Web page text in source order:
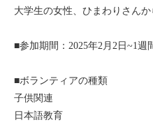
中国/海南島
ニュージーランド
ネパール
バリ
大学生の女性、ひまわりさんか
■参加期間：2025年2月2日~1週
■ボランティアの種類
子供関連
日本語教育